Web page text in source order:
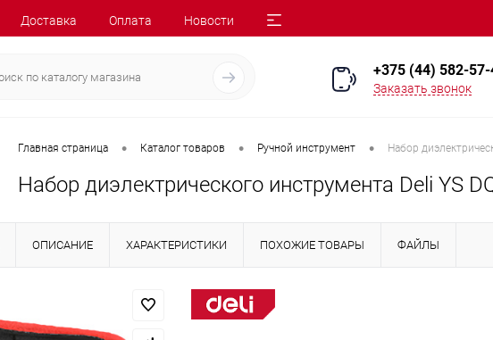
Доставка Оплата Новости
+375 (44) 582-
Заказать звонок
Главная страница • Каталог товаров • Ручной инструмент • Набор
Набор диэлектрического инструмента Deli YS
ОПИСАНИЕ ХАРАКТЕРИСТИКИ ПОХОЖИЕ ТОВАРЫ ФАЙЛЫ